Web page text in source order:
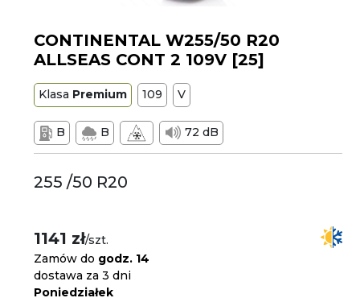
CONTINENTAL W255/50 R20
ALLSEAS CONT 2 109V [25]
Klasa Premium 109 V
B B 72 dB
255 /50 R20
1141 zł/szt.
Zamów do godz. 14
dostawa za 3 dni
Poniedziałek